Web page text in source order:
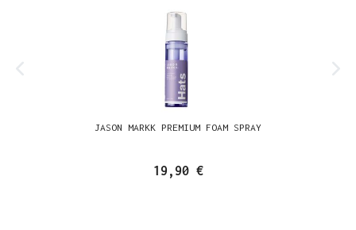
JASON MARKK PREMIUM FOAM SPRAY
19,90 €